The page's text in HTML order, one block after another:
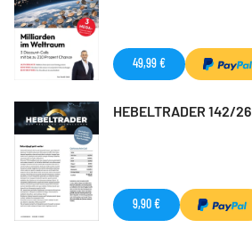
49,99 €
HEBELTRADER 142/26
9,90 €